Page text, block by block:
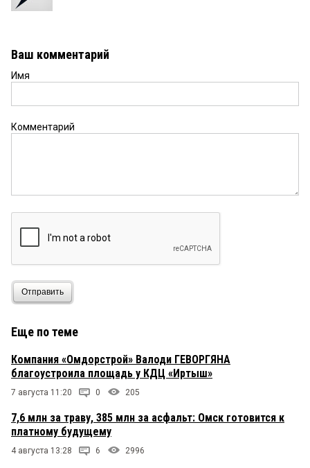
Ваш комментарий
Имя
Комментарий
Отправить
Еще по теме
Компания «Омдорстрой» Валоди ГЕВОРГЯНА
благоустроила площадь у КДЦ «Иртыш»
7 августа 11:20 0 205
7,6 млн за траву, 385 млн за асфальт: Омск готовится к
платному будущему
4 августа 13:28 6 2996